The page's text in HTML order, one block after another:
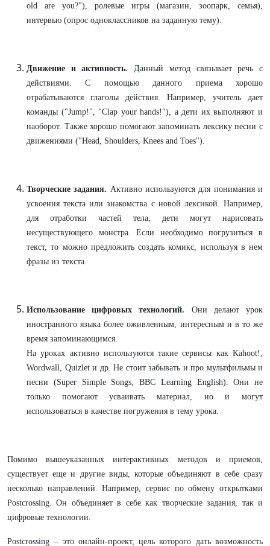
old are you?"), ролевые игры (магазин, зоопарк, семья),
интервью (опрос одноклассников на заданную тему).
Движение и активность. Данный метод связывает речь с
действиями. С помощью данного приема хорошо
отрабатываются глаголы действия. Например, учитель дает
команды ("Jump!", "Clap your hands!"), а дети их выполняют и
наоборот. Также хорошо помогают запоминать лексику песни с
движениями ("Head, Shoulders, Knees and Toes").
Творческие задания. Активно используются для понимания и
усвоения текста или знакомства с новой лексикой. Например,
для отработки частей тела, дети могут нарисовать
несуществующего монстра. Если необходимо погрузиться в
текст, то можно предложить создать комикс, используя в нем
фразы из текста.
Использование цифровых технологий. Они делают урок
иностранного языка более оживленным, интересным и в то же
время запоминающимся.
На уроках активно используются такие сервисы как Kahoot!,
Wordwall, Quizlet и др. Не стоит забывать и про мультфильмы и
песни (Super Simple Songs, BBC Learning English). Они не
только помогают усваивать материал, но и могут
использоваться в качестве погружения в тему урока.
Помимо вышеуказанных интерактивных методов и приемов,
существует еще и другие виды, которые объединяют в себе сразу
несколько направлений. Например, сервис по обмену открытками
Postcrossing. Он объединяет в себе как творческие задания, так и
цифровые технологии.
Postcrossing – это онлайн-проект, цель которого дать возможность